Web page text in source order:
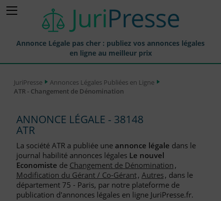
Annonce Légale pas cher : publiez vos annonces légales
en ligne au meilleur prix
Annonces Légales Publiées
Journaux Habilités (JAL) Annonces Légales
Départements pour la Publication d'Annonces Légales
Liste des Greffes
Liste des CCI
JuriPresse
Annonces Légales Publiées en Ligne
ATR - Changement de Dénomination
ANNONCE LÉGALE - 38148
ATR
La société ATR a publiée une annonce légale dans le
journal habilité annonces légales Le nouvel
Economiste de Changement de Dénomination,
Modification du Gérant / Co-Gérant, Autres, dans le
département 75 - Paris, par notre plateforme de
publication d'annonces légales en ligne JuriPresse.fr.